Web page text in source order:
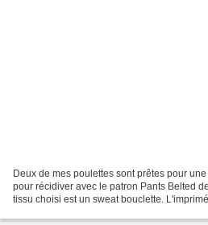
Deux de mes poulettes sont prêtes pour
pour récidiver avec le patron Pants Belted
tissu choisi est un sweat bouclette.